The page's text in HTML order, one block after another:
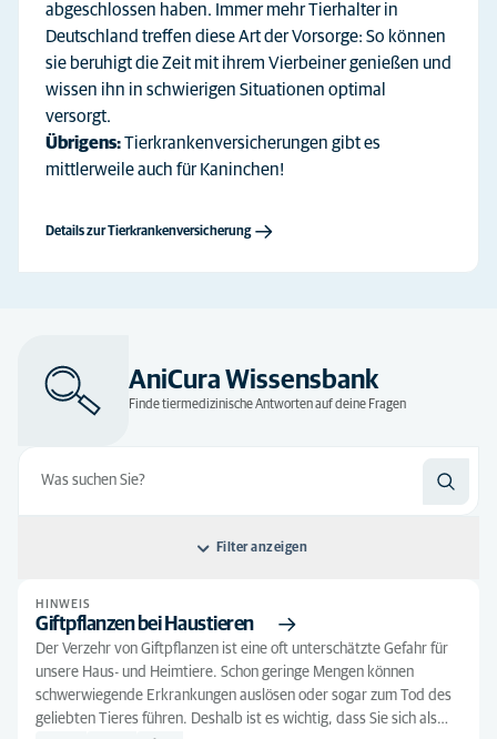
abgeschlossen haben. Immer mehr Tierhalter in
Deutschland treffen diese Art der Vorsorge: So können
sie beruhigt die Zeit mit ihrem Vierbeiner genießen und
wissen ihn in schwierigen Situationen optimal
versorgt.
Übrigens:Tierkrankenversicherungen gibt es
mittlerweile auch für Kaninchen!
Details zur Tierkrankenversicherung
AniCura Wissensbank
Finde tiermedizinische Antworten auf deine Fragen
Filter anzeigen
Sortieren nach: Nach Relevanz
Nach Relevanz
Alphabetisch
Art des Artikels
Hinweis (474)
Alle Tierarten
HINWEIS
Giftpflanzen bei Haustieren
Der Verzehr von Giftpflanzen ist eine oft unterschätzte Gefahr für
unsere Haus- und Heimtiere. Schon geringe Mengen können
schwerwiegende Erkrankungen auslösen oder sogar zum Tod des
geliebten Tieres führen. Deshalb ist es wichtig, dass Sie sich als…